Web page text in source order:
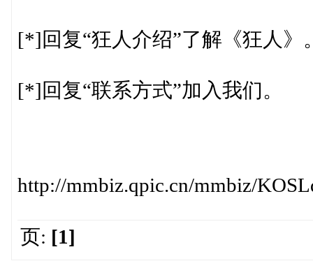
[*]回复“狂人介绍”了解《狂人》
[*]回复“联系方式”加入我们。
http://mmbiz.qpic.cn/mmbiz/
页: [1]